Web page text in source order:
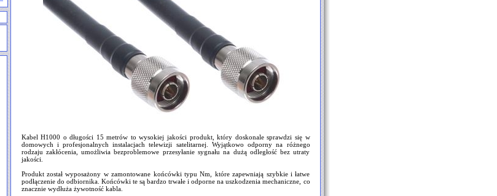
Kabel H1000 o długości 15 metrów to wysokiej jakości produkt, który doskonale sprawdzi się w
domowych i profesjonalnych instalacjach telewizji satelitarnej. Wyjątkowo odporny na różnego
rodzaju zakłócenia, umożliwia bezproblemowe przesyłanie sygnału na dużą odległość bez utraty
jakości.
Produkt został wyposażony w zamontowane końcówki typu Nm, które zapewniają szybkie i łatwe
podłączenie do odbiornika. Końcówki te są bardzo trwałe i odporne na uszkodzenia mechaniczne, co
znacznie wydłuża żywotność kabla.